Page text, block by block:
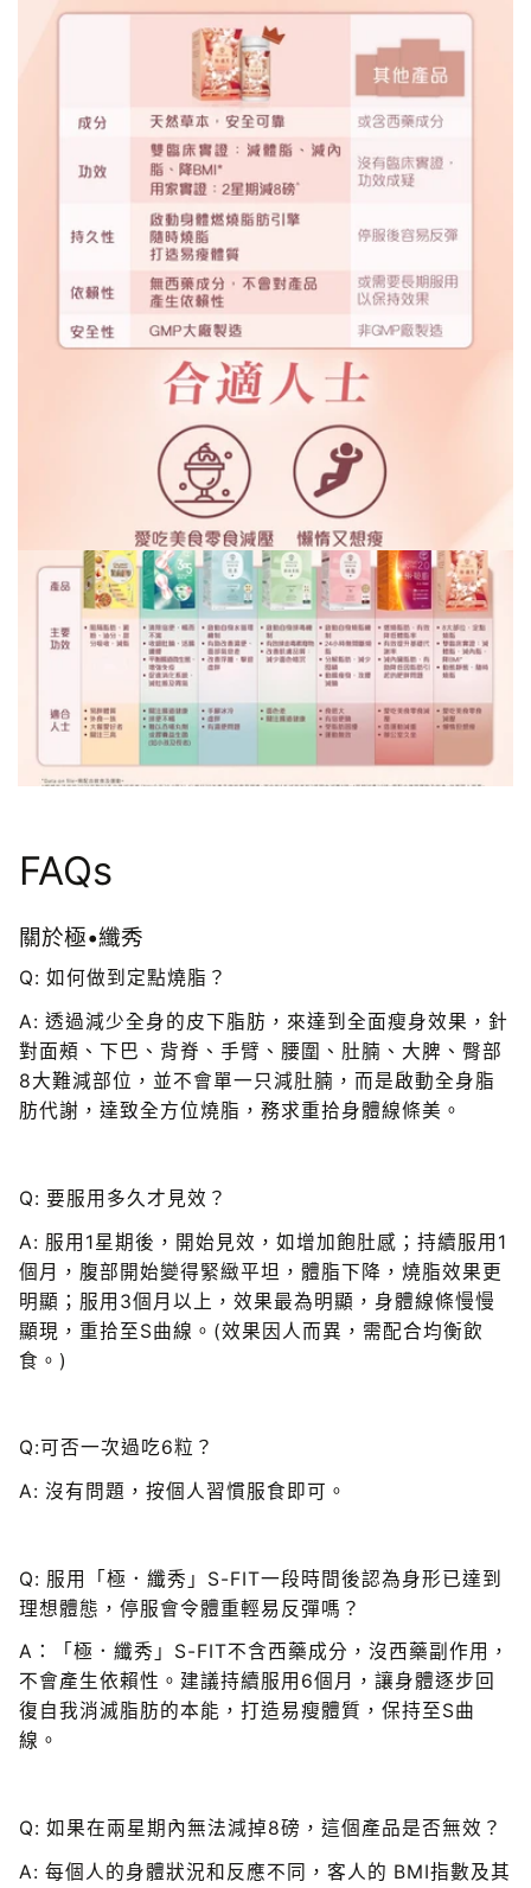
FAQs
關於極•纖秀
Q: 如何做到定點燒脂？
A: 透過減少全身的皮下脂肪，來達到全面瘦身效果，針
對面頰、下巴、背脊、手臂、腰圍、肚腩、大脾、臀部
8大難減部位，並不會單一只減肚腩，而是啟動全身脂
肪代謝，達致全方位燒脂，務求重拾身體線條美。
Q: 要服用多久才見效？
A: 服用1星期後，開始見效，如增加飽肚感；持續服用1
個月，腹部開始變得緊緻平坦，體脂下降，燒脂效果更
明顯；服用3個月以上，效果最為明顯，身體線條慢慢
顯現，重拾至S曲線。(效果因人而異，需配合均衡飲
食。)
Q:可否一次過吃6粒？
A: 沒有問題，按個人習慣服食即可。
Q: 服用「極．纖秀」S-FIT一段時間後認為身形已達到
理想體態，停服會令體重輕易反彈嗎？
A：「極．纖秀」S-FIT不含西藥成分，沒西藥副作用，
不會產生依賴性。建議持續服用6個月，讓身體逐步回
復自我消滅脂肪的本能，打造易瘦體質，保持至S曲
線。
Q: 如果在兩星期內無法減掉8磅，這個產品是否無效？
A: 每個人的身體狀況和反應不同，客人的 BMI指數及其